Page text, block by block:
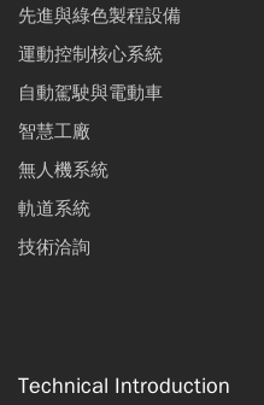
先進與綠色製程設備
運動控制核心系統
自動駕駛與電動車
智慧工廠
無人機系統
軌道系統
技術洽詢
Technical Introduction